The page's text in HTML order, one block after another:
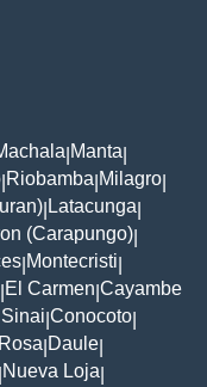
Manta
Riobamba Milagro
Latacunga
(Carapungo)
Montecristi
El Carmen Cayambe
Conocoto
Daule
Nueva Loja